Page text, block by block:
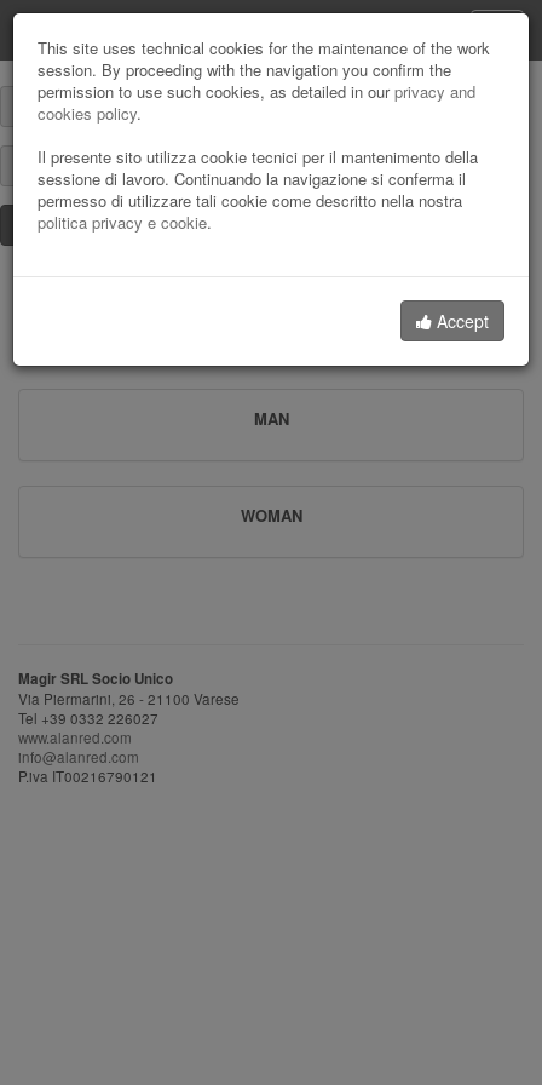
This site uses technical cookies for the maintenance of the work
session. By proceeding with the navigation you confirm the
permission to use such cookies, as detailed in ourprivacy and
cookies policy.
Il presente sito utilizza cookie tecnici per il mantenimento della
sessione di lavoro. Continuando la navigazione si conferma il
permesso di utilizzare tali cookie come descritto nella nostra
politica privacy e cookie.
Accept
User
name
email
address:
Password:
Login Remember password
MAN
WOMAN
Magir SRL Socio Unico
Via Piermarini, 26 - 21100 Varese
Tel +39 0332 226027
www.alanred.com
info@alanred.com
P.iva IT00216790121